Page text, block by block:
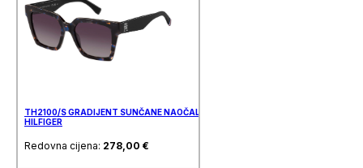
TH2100/S GRADIJENT SUNČANE NAOČALE TOMMY
HILFIGER
Redovna cijena: 278,00 €